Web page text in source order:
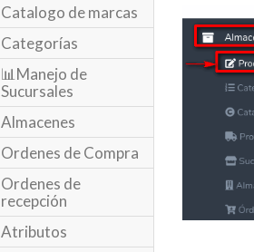
Catalogo de marcas
Categorías
📊Manejo de
Sucursales
Almacenes
Ordenes de Compra
Ordenes de
recepción
Atributos